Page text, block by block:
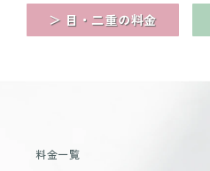
＞ 目・二重の料金
料金一覧